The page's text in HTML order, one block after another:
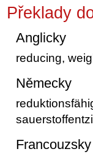
Překlady
Anglicky
reducing,
Německy
Francouzsky